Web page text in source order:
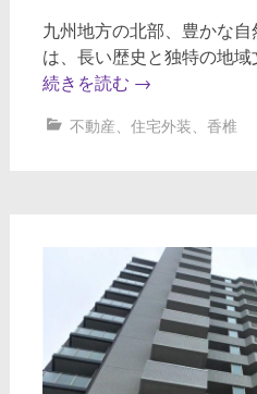
九州地方の北部、豊かな
は、長い歴史と独特の地域
続きを読む →
不動産、 住宅外装、 香椎